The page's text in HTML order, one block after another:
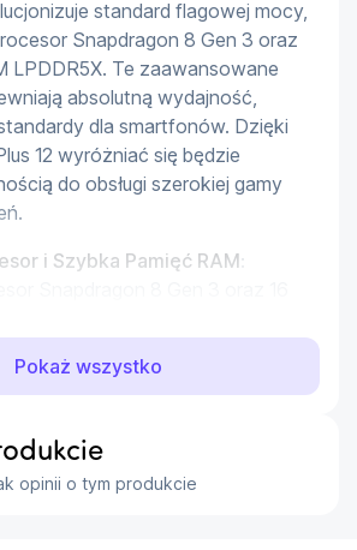
standard flagowej mocy,
Snapdragon 8 Gen 3 oraz
LPDDR5X. Te zaawansowane
absolutną wydajność,
dla smartfonów. Dzięki
12 wyróżniać się będzie
do obsługi szerokiej gamy
i Szybka Pamięć RAM:
z urządzenia bez
dla Twoich Potrzeb
Pokaż wszystko
opinii o tym produkcie